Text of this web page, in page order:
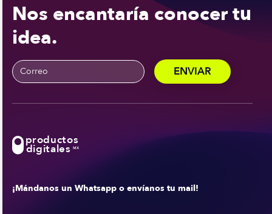
Nos encantaría conocer tu
idea.
productos
digitales MX
¡Mándanos un Whatsapp o envíanos tu mail!